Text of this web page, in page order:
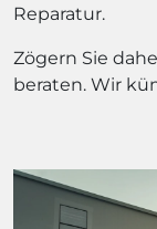
Reparatur.
Zögern Sie
beraten. Wir